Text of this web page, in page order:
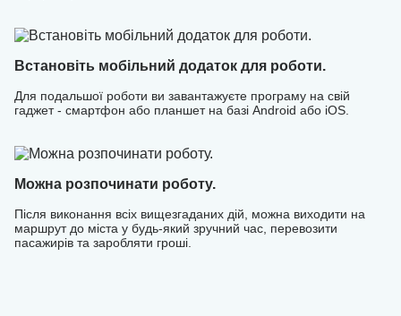
Встановіть мобільний додаток для роботи.
Для подальшої роботи ви завантажуєте програму на свій
гаджет - смартфон або планшет на базі Android або iOS.
Можна розпочинати роботу.
Після виконання всіх вищезгаданих дій, можна виходити на
маршрут до міста у будь-який зручний час, перевозити
пасажирів та заробляти гроші.